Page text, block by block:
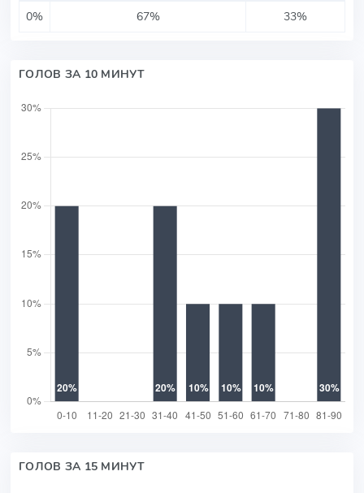
0%
67% 33%
ГОЛОВ ЗА 10 МИНУТ
ГОЛОВ ЗА 15 МИНУТ